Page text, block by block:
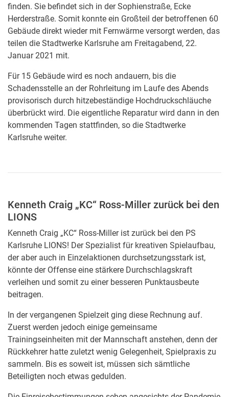
finden. Sie befindet sich in der Sophienstraße, Ecke
Herderstraße. Somit konnte ein Großteil der betroffenen 60
Gebäude direkt wieder mit Fernwärme versorgt werden, das
teilen die Stadtwerke Karlsruhe am Freitagabend, 22.
Januar 2021 mit.
Für 15 Gebäude wird es noch andauern, bis die
Schadensstelle an der Rohrleitung im Laufe des Abends
provisorisch durch hitzebeständige Hochdruckschläuche
überbrückt wird. Die eigentliche Reparatur wird dann in den
kommenden Tagen stattfinden, so die Stadtwerke
Karlsruhe weiter.
Kenneth Craig „KC“ Ross-Miller zurück bei den
LIONS
Kenneth Craig „KC“ Ross-Miller ist zurück bei den PS
Karlsruhe LIONS! Der Spezialist für kreativen Spielaufbau,
der aber auch in Einzelaktionen durchsetzungsstark ist,
könnte der Offense eine stärkere Durchschlagskraft
verleihen und somit zu einer besseren Punktausbeute
beitragen.
In der vergangenen Spielzeit ging diese Rechnung auf.
Zuerst werden jedoch einige gemeinsame
Trainingseinheiten mit der Mannschaft anstehen, denn der
Rückkehrer hatte zuletzt wenig Gelegenheit, Spielpraxis zu
sammeln. Bis es soweit ist, müssen sich sämtliche
Beteiligten noch etwas gedulden.